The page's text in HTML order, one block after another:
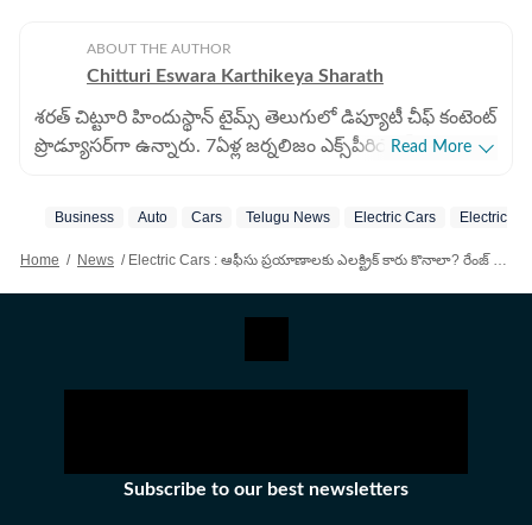
ABOUT THE AUTHOR
Chitturi Eswara Karthikeya Sharath
శరత్​ చిట్టూరి హిందుస్థాన్ టైమ్స్ తెలుగులో డిప్యూటీ చీఫ్​ కంటెంట్
ప్రొడ్యూసర్‌గా ఉన్నారు. 7ఏళ్ల జర్నలిజం ఎక్స్​పీరియెన్స్​తో ఇక్కడ
అదుకున్నారు. గతంలో ఈటీవీ భారత్​లో కంటెంట్ రైటర్‌గా పని
రాసేవారు. ఏ అంశమైనా సరళంగా, చదివేందుకు సులభంగా ఉండే
Read More
Business Auto Cars Telugu News Electric Cars Electric
Home / News / Electric Cars : ఆఫీసు ప్రయాణాలకు ఎలక్ట్రిక్ కారు కొనాలా? రేంజ్ ఆందోళన లేని టాప్ 5 ఎలక్ట్రిక్​ కార్లు..
Subscribe to our best newsletters